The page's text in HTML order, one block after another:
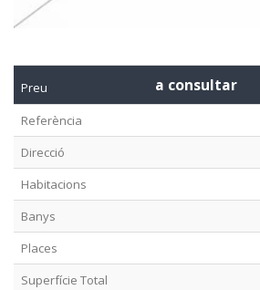
Preu a consultar
Referència
Direcció
Habitacions
Banys
Places
Superfície Total